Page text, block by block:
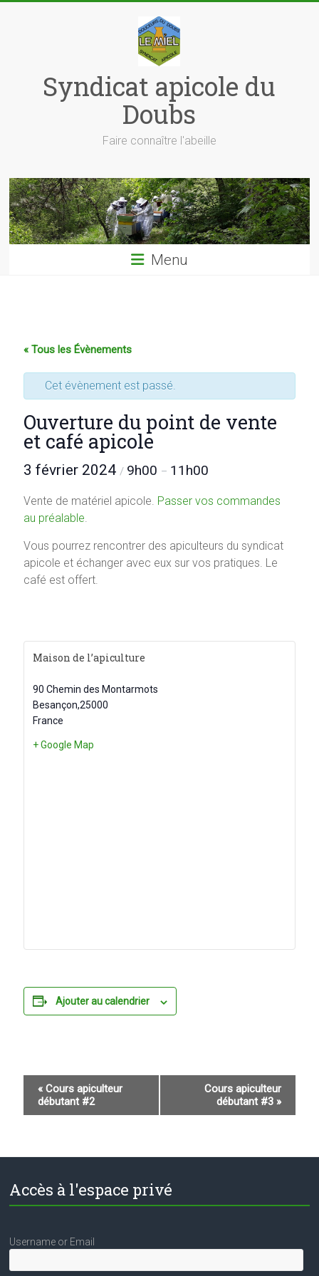
Syndicat apicole du
Doubs
Faire connaître l'abeille
Menu
« Tous les Évènements
Cet évènement est passé.
Ouverture du point de vente
et café apicole
3 février 2024/ 9h00 – 11h00
Vente de matériel apicole. Passer vos commandes
au préalable.
Vous pourrez rencontrer des apiculteurs du syndicat
apicole et échanger avec eux sur vos pratiques. Le
café est offert.
Maison de l’apiculture
90 Chemin des Montarmots
Besançon,25000
France
+ Google Map
Ajouter au calendrier
i
a
i
o
« Cours apiculteur
débutant #2
Cours apiculteur
débutant #3 »
Accès à l'espace privé
Username or Email